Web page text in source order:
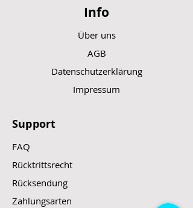
Info
Über uns
AGB
Datenschutzerklärung
Impressum
Support
FAQ
Rücktrittsrecht
Rücksendung
Zahlungsarten